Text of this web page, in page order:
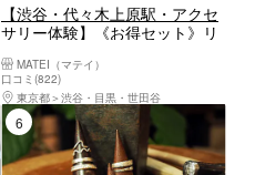
【渋谷・代々木上原駅・アクセ
サリー体験】《お得セット》リ
代々木上原駅より徒歩5分。
MATEI（マテイ）
口コミ(822)
東京都
渋谷・目黒・世田谷
6位